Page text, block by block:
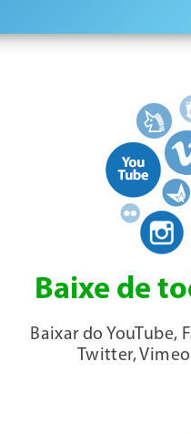
Baixe de
Baixar do YouTube,
Twitter,